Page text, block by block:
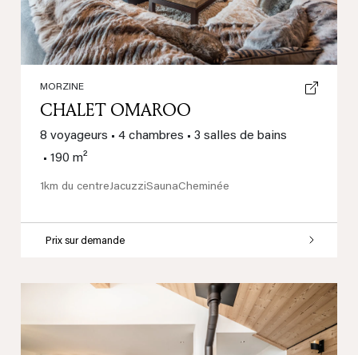
MORZINE
CHALET OMAROO
8 voyageurs • 4 chambres • 3 salles de bains
• 190 m²
1km du centreJacuzziSaunaCheminée
Prix sur demande